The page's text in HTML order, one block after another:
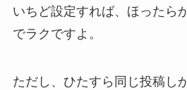
いちど設定すれば、ほったら
でラクですよ。
ただし、ひたすら同じ投稿し